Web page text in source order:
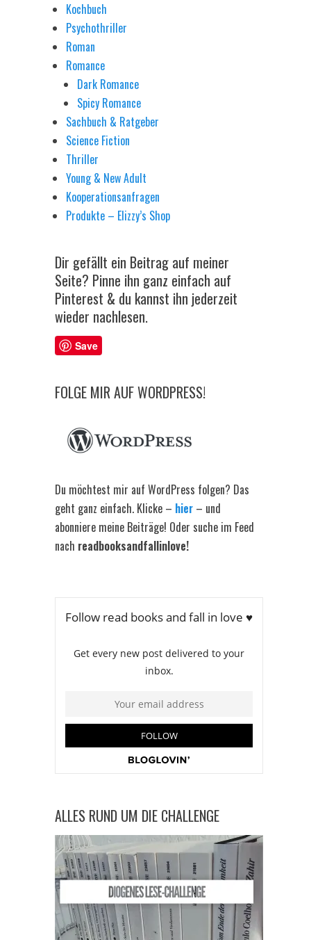
Kochbuch
Psychothriller
Roman
Romance
Dark Romance
Spicy Romance
Sachbuch & Ratgeber
Science Fiction
Thriller
Young & New Adult
Kooperationsanfragen
Produkte – Elizzy’s Shop
Dir gefällt ein Beitrag auf meiner
Seite? Pinne ihn ganz einfach auf
Pinterest & du kannst ihn jederzeit
wieder nachlesen.
Save
FOLGE MIR AUF WORDPRESS!
Du möchtest mir auf WordPress folgen? Das
geht ganz einfach. Klicke – hier – und
abonniere meine Beiträge! Oder suche im Feed
nach readbooksandfallinlove!
ALLES RUND UM DIE CHALLENGE